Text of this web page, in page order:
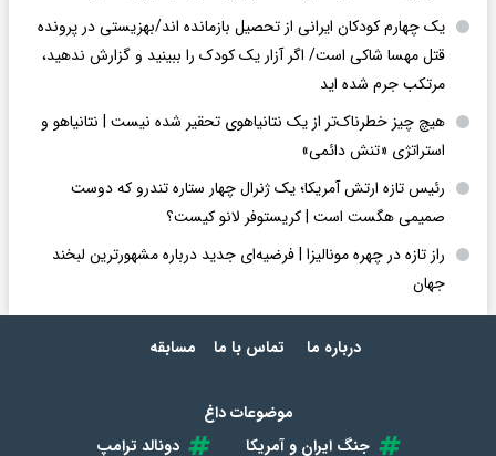
یک چهارم کودکان ایرانی از تحصیل بازمانده اند/بهزیستی در پرونده
قتل مهسا شاکی است/ اگر آزار یک کودک را ببینید و گزارش ندهید،
مرتکب جرم شده اید
هیچ چیز خطرناک‌تر از یک نتانیاهوی تحقیر شده نیست | نتانیاهو و
استراتژی «تنش دائمی»
رئیس تازه ارتش آمریکا؛ یک ژنرال چهار ستاره تندرو که دوست
صمیمی هگست است | کریستوفر لانو کیست؟
راز تازه در چهره مونالیزا | فرضیه‌ای جدید درباره مشهورترین لبخند
جهان
درباره ما تماس با ما مسابقه
موضوعات داغ
جنگ ایران و آمریکا
دونالد ترامپ